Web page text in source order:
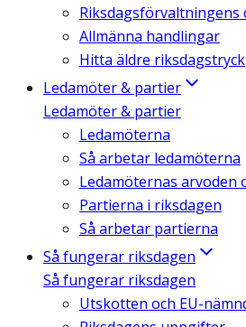
Riksdagsförvaltningens
Allmänna handlingar
Hitta äldre riksdagstryck
Ledamöter & partier
Ledamöter & partier
Ledamöterna
Så arbetar ledamöterna
Ledamöternas arvoden
Partierna i riksdagen
Så arbetar partierna
Så fungerar riksdagen
Så fungerar riksdagen
Utskotten och EU-